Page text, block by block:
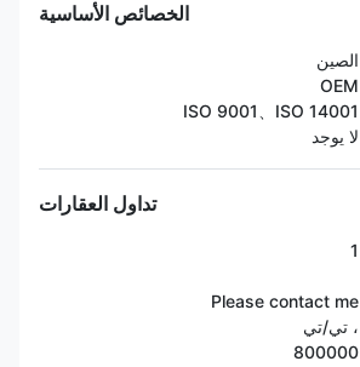
الخصائص الأساسية
الصين
OEM
ISO 9001、ISO 14001
لا يوجد
تداول العقارات
1
Please contact me
، تي/تي
800000